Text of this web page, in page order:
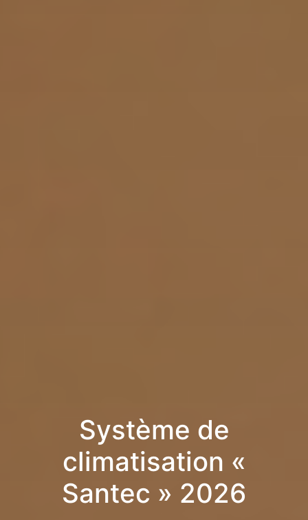
Système de
climatisation «
Santec » 2026